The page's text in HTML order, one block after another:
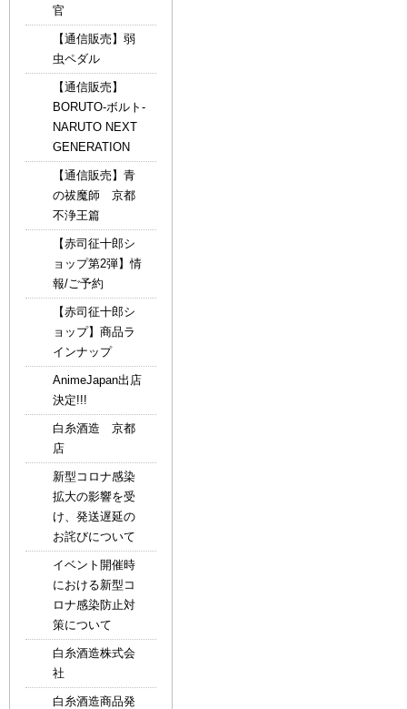
官
【通信販売】弱
虫ペダル
【通信販売】
BORUTO-ボルト-
NARUTO NEXT
GENERATION
【通信販売】青
の祓魔師 京都
不浄王篇
【赤司征十郎シ
ョップ第2弾】情
報/ご予約
【赤司征十郎シ
ョップ】商品ラ
インナップ
AnimeJapan出店
決定!!!
白糸酒造 京都
店
新型コロナ感染
拡大の影響を受
け、発送遅延の
お詫びについて
イベント開催時
における新型コ
ロナ感染防止対
策について
白糸酒造株式会
社
白糸酒造商品発